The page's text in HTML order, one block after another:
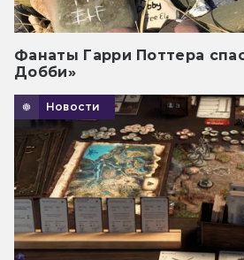
Фанаты Гарри Поттера
Добби»
Новости